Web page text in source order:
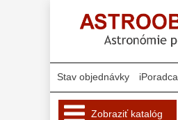
Stav objednávky iPoradca
Zobraziť katalóg